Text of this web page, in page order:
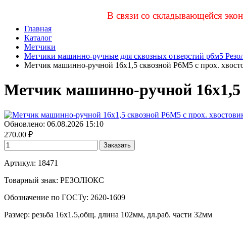
В связи со складывающейся
Главная
Каталог
Метчики
Метчики машинно-ручные для сквозных отверстий р6м5
Метчик машинно-ручной 16х1,5 сквозной Р6М5 с прох.
Метчик машинно-ручной 16х1,5
Обновлено: 06.08.2026 15:10
270.00 ₽
Заказать
Артикул: 18471
Товарный знак: РЕЗОЛЮКС
Обозначение по ГОСТу: 2620-1609
Размер: резьба 16х1.5,общ. длина 102мм, дл.раб. части 32мм